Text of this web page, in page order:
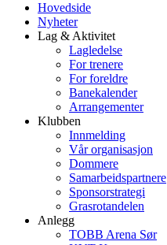
Hovedside
Nyheter
Lag & Aktivitet
Lagledelse
For trenere
For foreldre
Banekalender
Arrangementer
Klubben
Innmelding
Vår organisasjon
Dommere
Samarbeidspartnere
Sponsorstrategi
Grasrotandelen
Anlegg
TOBB Arena Sør